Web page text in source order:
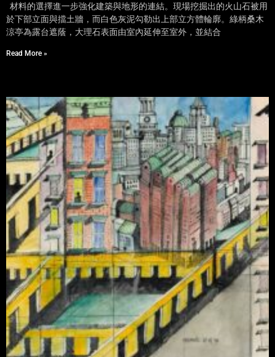
材料的選擇進一步強化建築與地形的連結。現場挖掘出的火山石被用
於下部立面與擋土牆，而白色灰泥勾勒出上部立方體輪廓。綠柄桑木
涼亭為露台遮蔭，大理石表面由室內延伸至室外，並結合
Read More »